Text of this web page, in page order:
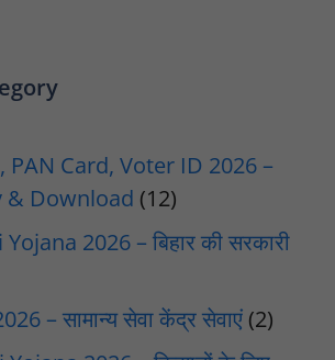
PAN Card, Voter ID 2026 –
& Download (12)
2026 – बिहार की सरकारी
– सामान्य सेवा केंद्र सेवाएं (2)